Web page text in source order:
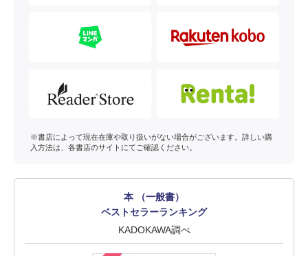
※書店によって現在在庫や取り扱いがない場合がございます。詳しい購
入方法は、各書店のサイトにてご確認ください。
本 （一般書）
ベストセラーランキング
KADOKAWA調べ